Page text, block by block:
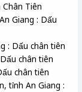
Tiên
Giang : Dấu
: Dấu chân tiên
chân tiên
chân tiên
tỉnh An Giang :